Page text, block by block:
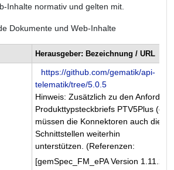
Inhalte normativ und gelten mit.
Dokumente und Web-Inhalte
Herausgeber: Bezeichnung / URL
https://github.com/gematik/api-
telematik/tree/5.0.5
Hinweis: Zusätzlich zu den
Produkttypsteckbriefs PTV5Plus
müssen die Konnektoren auch die
Schnittstellen weiterhin
unterstützen. (Referenzen:
[gemSpec_FM_ePA Version 1.11.2]